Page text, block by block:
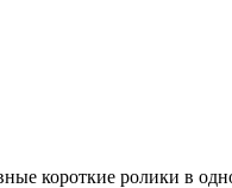
короткие ролики в